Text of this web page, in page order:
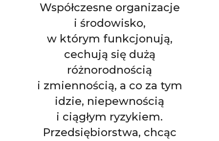
Współczesne organizacje
i środowisko,
w którym funkcjonują,
cechują się dużą
różnorodnością
i zmiennością, a co za tym
idzie, niepewnością
i ciągłym ryzykiem.
Przedsiębiorstwa, chcąc